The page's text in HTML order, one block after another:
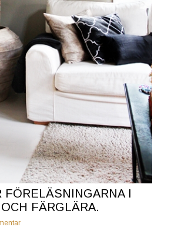
FÖRELÄSNINGARNA I
FÄRGLÄRA.